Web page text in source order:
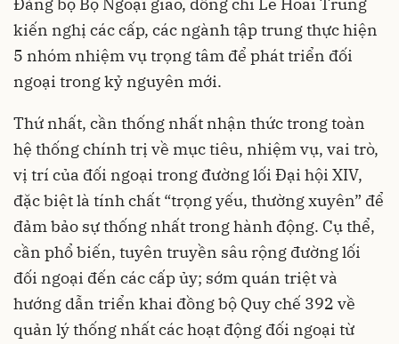
Đảng bộ Bộ Ngoại giao, đồng chí Lê Hoài Trung
kiến nghị các cấp, các ngành tập trung thực hiện
5 nhóm nhiệm vụ trọng tâm để phát triển đối
ngoại trong kỷ nguyên mới.
Thứ nhất, cần thống nhất nhận thức trong toàn
hệ thống chính trị về mục tiêu, nhiệm vụ, vai trò,
vị trí của đối ngoại trong đường lối Đại hội XIV,
đặc biệt là tính chất “trọng yếu, thường xuyên” để
đảm bảo sự thống nhất trong hành động. Cụ thể,
cần phổ biến, tuyên truyền sâu rộng đường lối
đối ngoại đến các cấp ủy; sớm quán triệt và
hướng dẫn triển khai đồng bộ Quy chế 392 về
quản lý thống nhất các hoạt động đối ngoại từ